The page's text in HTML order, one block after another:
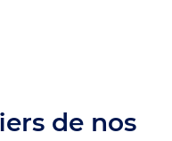
de nos